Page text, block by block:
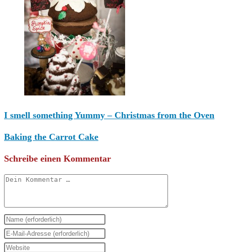
I smell something Yummy – Christmas from the Oven
Baking the Carrot Cake
Schreibe einen Kommentar
Kommentar
Gib
deinen
Namen
Gib
deine
Gib